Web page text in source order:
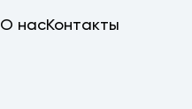
О насКонтакты